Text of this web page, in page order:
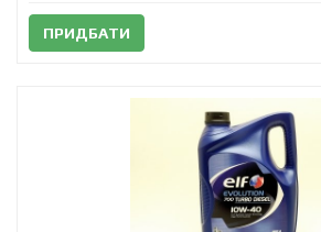
ПРИДБАТИ